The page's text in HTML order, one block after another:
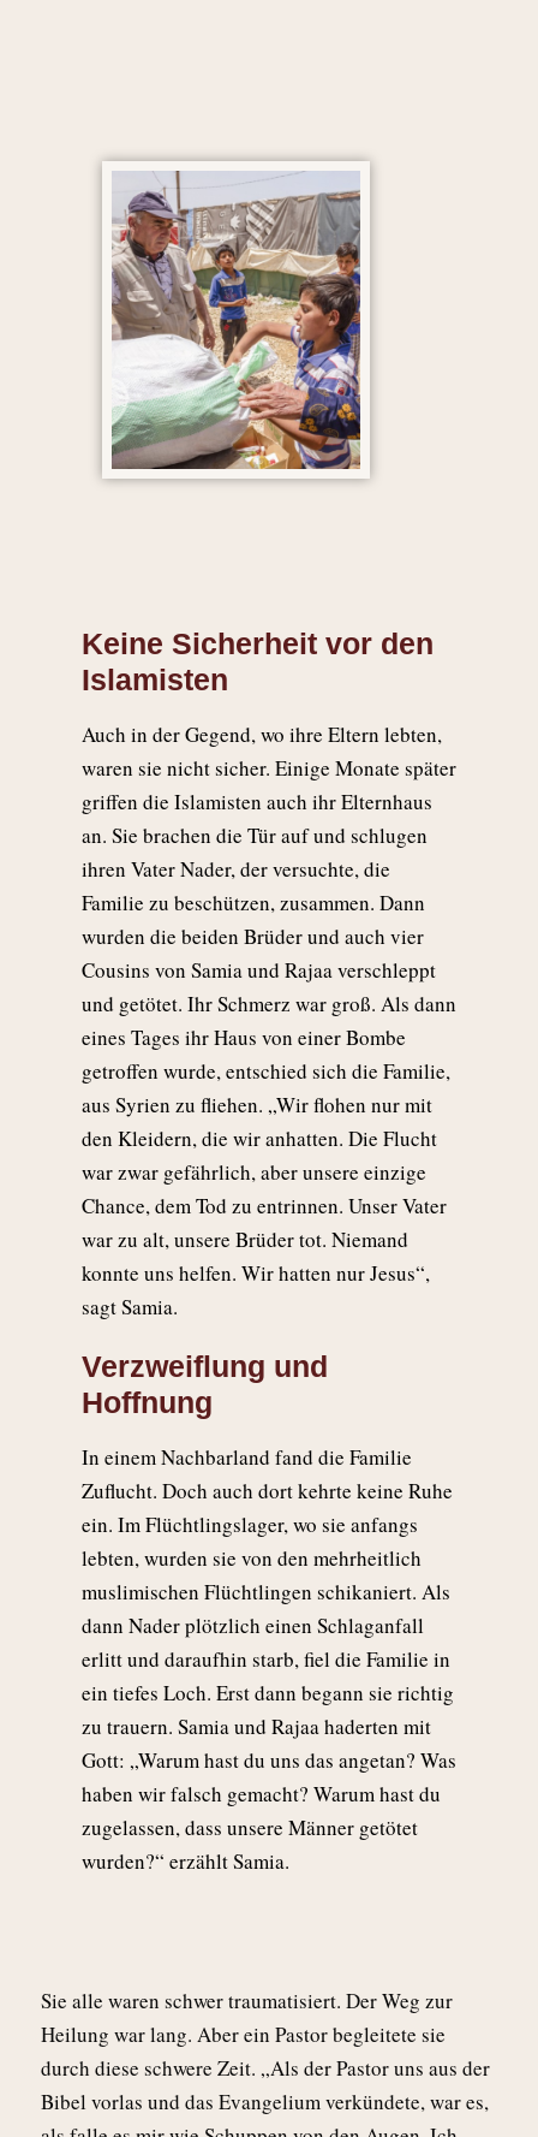
Keine Sicherheit vor den
Islamisten
Auch in der Gegend, wo ihre Eltern lebten,
waren sie nicht sicher. Einige Monate später
griffen die Islamisten auch ihr Elternhaus
an. Sie brachen die Tür auf und schlugen
ihren Vater Nader, der versuchte, die
Familie zu beschützen, zusammen. Dann
wurden die beiden Brüder und auch vier
Cousins von Samia und Rajaa verschleppt
und getötet. Ihr Schmerz war groß. Als dann
eines Tages ihr Haus von einer Bombe
getroffen wurde, entschied sich die Familie,
aus Syrien zu fliehen. „Wir flohen nur mit
den Kleidern, die wir anhatten. Die Flucht
war zwar gefährlich, aber unsere einzige
Chance, dem Tod zu entrinnen. Unser Vater
war zu alt, unsere Brüder tot. Niemand
konnte uns helfen. Wir hatten nur Jesus“,
sagt Samia.
Verzweiflung und
Hoffnung
In einem Nachbarland fand die Familie
Zuflucht. Doch auch dort kehrte keine Ruhe
ein. Im Flüchtlingslager, wo sie anfangs
lebten, wurden sie von den mehrheitlich
muslimischen Flüchtlingen schikaniert. Als
dann Nader plötzlich einen Schlaganfall
erlitt und daraufhin starb, fiel die Familie in
ein tiefes Loch. Erst dann begann sie richtig
zu trauern. Samia und Rajaa haderten mit
Gott: „Warum hast du uns das angetan? Was
haben wir falsch gemacht? Warum hast du
zugelassen, dass unsere Männer getötet
wurden?“ erzählt Samia.
Sie alle waren schwer traumatisiert. Der Weg zur
Heilung war lang. Aber ein Pastor begleitete sie
durch diese schwere Zeit. „Als der Pastor uns aus der
Bibel vorlas und das Evangelium verkündete, war es,